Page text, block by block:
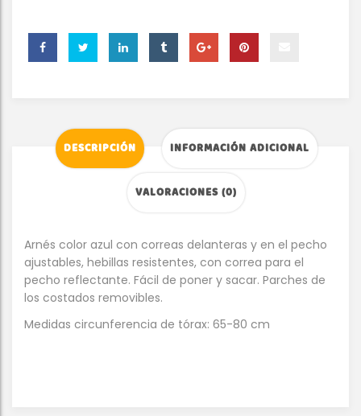
DESCRIPCIÓN INFORMACIÓN ADICIONAL
VALORACIONES (0)
Arnés color azul con correas delanteras y en el pecho
ajustables, hebillas resistentes, con correa para el
pecho reflectante. Fácil de poner y sacar. Parches de
los costados removibles.
Medidas circunferencia de tórax: 65-80 cm